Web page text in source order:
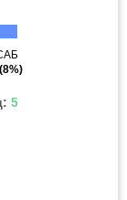
(8%)
5